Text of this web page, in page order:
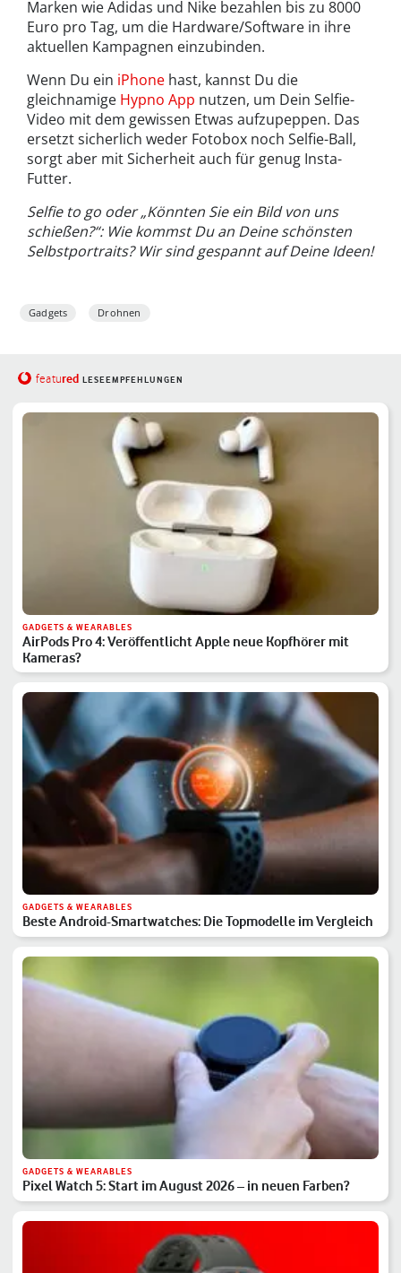
Marken wie Adidas und Nike bezahlen bis zu 8000
Euro pro Tag, um die Hardware/Software in ihre
aktuellen Kampagnen einzubinden.
Wenn Du ein iPhone hast, kannst Du die
gleichnamige Hypno App nutzen, um Dein Selfie-
Video mit dem gewissen Etwas aufzupeppen. Das
ersetzt sicherlich weder Fotobox noch Selfie-Ball,
sorgt aber mit Sicherheit auch für genug Insta-
Futter.
Selfie to go oder „Könnten Sie ein Bild von uns
schießen?“: Wie kommst Du an Deine schönsten
Selbstportraits? Wir sind gespannt auf Deine Ideen!
Gadgets Drohnen
featured LESEEMPFEHLUNGEN
GADGETS & WEARABLES
AirPods Pro 4: Veröffentlicht Apple neue Kopfhörer mit
Kameras?
GADGETS & WEARABLES
Beste Android-Smartwatches: Die Topmodelle im Vergleich
GADGETS & WEARABLES
Pixel Watch 5: Start im August 2026 – in neuen Farben?